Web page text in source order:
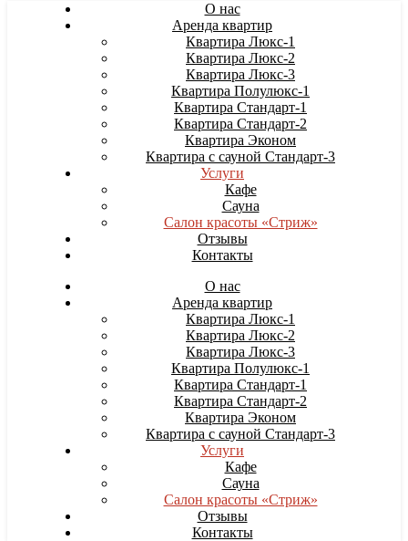
О нас
Аренда квартир
Квартира Люкс-1
Квартира Люкс-2
Квартира Люкс-3
Квартира Полулюкс-1
Квартира Стандарт-1
Квартира Стандарт-2
Квартира Эконом
Квартира с сауной Стандарт-3
Услуги
Кафе
Сауна
Салон красоты «Стриж»
Отзывы
Контакты
О нас
Аренда квартир
Квартира Люкс-1
Квартира Люкс-2
Квартира Люкс-3
Квартира Полулюкс-1
Квартира Стандарт-1
Квартира Стандарт-2
Квартира Эконом
Квартира с сауной Стандарт-3
Услуги
Кафе
Сауна
Салон красоты «Стриж»
Отзывы
Контакты